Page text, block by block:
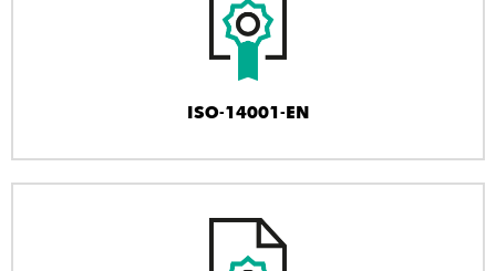
ISO-14001-EN